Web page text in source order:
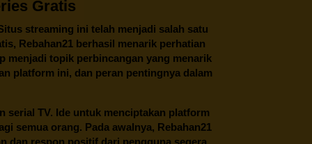
Gratis
streaming ini telah menjadi salah satu
Rebahan21berhasil menarik perhatian
menjadi topik perbincangan yang menarik
platform ini, dan peran pentingnya dalam
serial TV. Ide untuk menciptakan platform
semua orang. Pada awalnya, Rebahan21
dan respon positif dari pengguna segera